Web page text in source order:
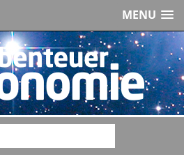
MENU